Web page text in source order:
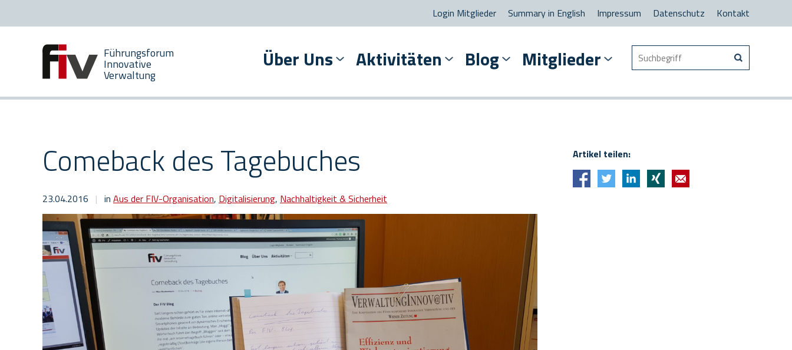
Login Mitglieder Summary in English Impressum Datenschutz Kontakt
Führungsforum
Innovative
Verwaltung
Suchen
nach
Über Uns Aktivitäten Blog Mitglieder
Comeback des Tagebuches
23.04.2016 | in Aus der FIV-Organisation, Digitalisierung, Nachhaltigkeit & Sicherheit
Artikel teilen: